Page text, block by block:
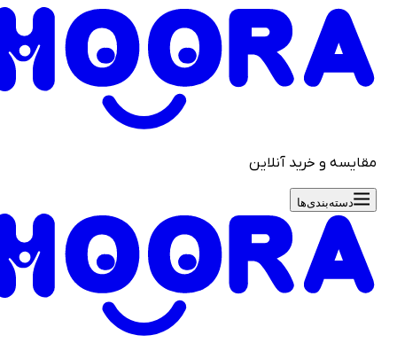
و خرید آنلاین
دسته‌بندی‌ها